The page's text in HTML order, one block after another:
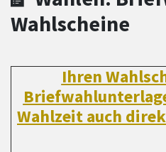
Wahlscheine
Ihren
Wahlzeit auch